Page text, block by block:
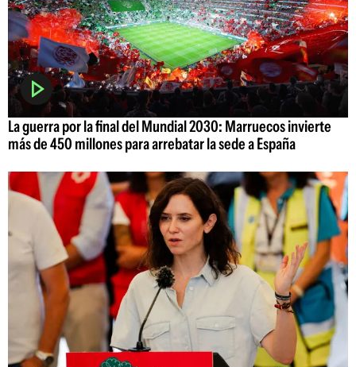
La guerra por la final del Mundial 2030: Marruecos invierte
más de 450 millones para arrebatar la sede a España